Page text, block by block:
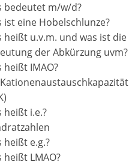
bedeutet m/w/d?
ist eine Hobelschlunze?
heißt u.v.m. und was ist die
der Abkürzung uvm?
heißt IMAO?
heißt i.e.?
heißt e.g.?
heißt LMAO?